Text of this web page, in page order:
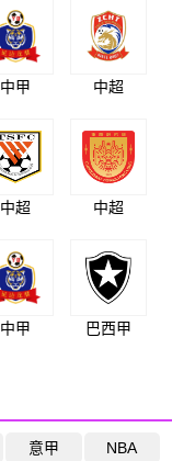
中甲 中超
中超 中超
中甲 巴西甲
意甲 NBA